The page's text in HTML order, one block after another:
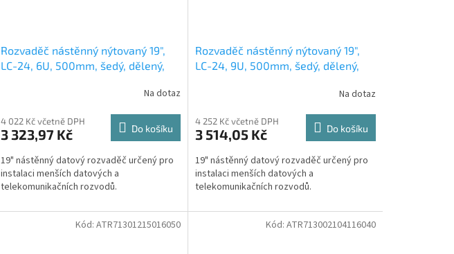
Rozvaděč nástěnný nýtovaný 19",
LC-24, 6U, 500mm, šedý, dělený,
Na dotaz
4 022 Kč včetně DPH
3 323,97 Kč Do košíku
19" nástěnný datový rozvaděč určený pro
instalaci menších datových a
telekomunikačních rozvodů.
Rozvaděč nástěnný nýtovaný 19",
LC-24, 9U, 500mm, šedý, dělený,
Na dotaz
4 252 Kč včetně DPH
3 514,05 Kč Do košíku
19" nástěnný datový rozvaděč určený pro
instalaci menších datových a
telekomunikačních rozvodů.
Kód: ATR71301215016050 Kód: ATR713002104116040